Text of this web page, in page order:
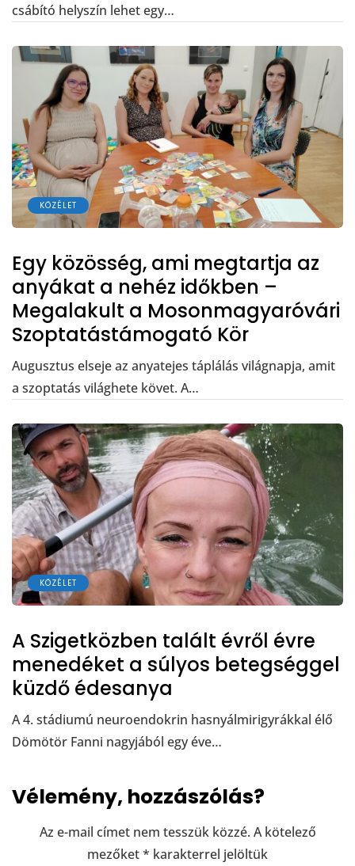
csábító helyszín lehet egy…
KÖZÉLET
Egy közösség, ami megtartja az
anyákat a nehéz időkben –
Megalakult a Mosonmagyaróvári
Szoptatástámogató Kör
Augusztus elseje az anyatejes táplálás világnapja, amit
a szoptatás világhete követ. A…
KÖZÉLET
A Szigetközben talált évről évre
menedéket a súlyos betegséggel
küzdő édesanya
A 4. stádiumú neuroendokrin hasnyálmirigyrákkal élő
Dömötör Fanni nagyjából egy éve…
Vélemény, hozzászólás?
Az e-mail címet nem tesszük közzé. A kötelező
mezőket* karakterrel jelöltük